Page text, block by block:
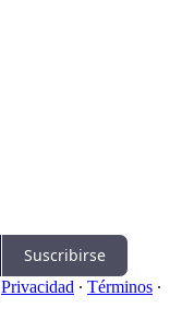
Suscribirse
Privacidad ∙ Términos ∙